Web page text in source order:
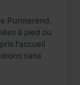
Purmerend.
à pied ou
l'accueil
sans